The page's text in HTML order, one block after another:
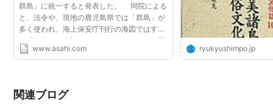
群島」に統一すると発表した。 同院による
と、法令や、現地の鹿児島県では「群島」が
多く使われ、海上保安庁刊行の海図ではすで
に「群島」と表記されている。このため、同
院などの「地名等の統一に関する連絡協議
www.asahi.com ryukyushimpo.jp
関連ブログ